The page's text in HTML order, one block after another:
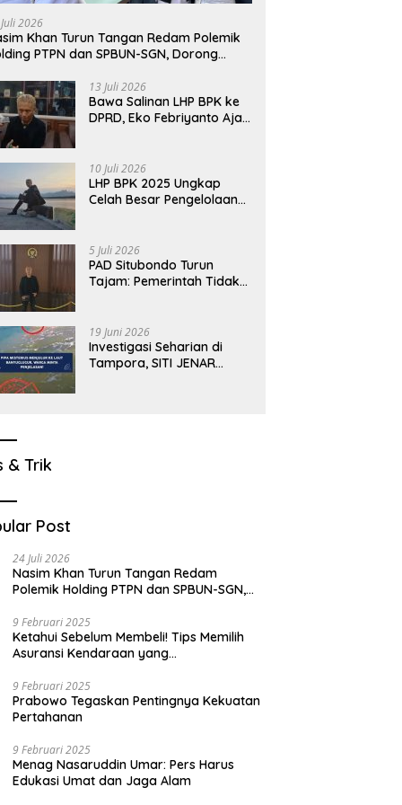
Harus Menunjukkan
2026
Khan Turun Tangan Redam Polemik
PTPN dan SPBUN-SGN, Dorong
13 Juli 2026
Bawa Salinan LHP BPK ke
DPRD, Eko Febriyanto Ajak
Harus Berbasis Fakta
10 Juli 2026
LHP BPK 2025 Ungkap
Celah Besar Pengelolaan
5 Juli 2026
PAD Situbondo Turun
Tajam: Pemerintah Tidak
Menunjukkan
Akuntabilitas.
19 Juni 2026
Investigasi Seharian di
Tampora, SITI JENAR
& Trik
Post
24 Juli 2026
Nasim Khan Turun Tangan Redam
Polemik Holding PTPN dan SPBUN-SGN,
9 Februari 2025
Ketahui Sebelum Membeli! Tips Memilih
Asuransi Kendaraan yang
9 Februari 2025
Prabowo Tegaskan Pentingnya Kekuatan
Pertahanan
9 Februari 2025
Menag Nasaruddin Umar: Pers Harus
Edukasi Umat dan Jaga Alam